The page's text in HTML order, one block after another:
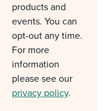
products and
events. You can
opt-out any time.
For more
information
please see our
privacy policy.